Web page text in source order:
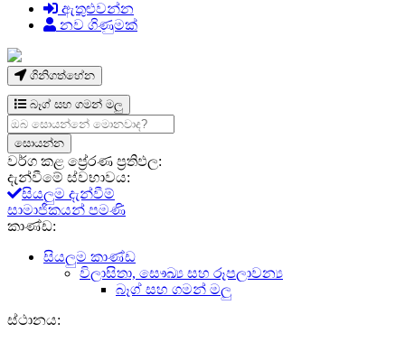
ඇතුළුවන්න
නව ගිණුමක්
ගිනිගත්හේන
බෑග් සහ ගමන් මලු
වර්ග කළ ප්‍රේරණ ප්‍රතිඵල:
දැන්වීමේ ස්වභාවය:
සියලුම දැන්වීම්
සාමාජිකයන් පමණි
කාණ්ඩ:
සියලුම කාණ්ඩ
විලාසිතා, සෞඛ්‍ය සහ රූපලාවන්‍ය
බෑග් සහ ගමන් මලු
ස්ථානය: